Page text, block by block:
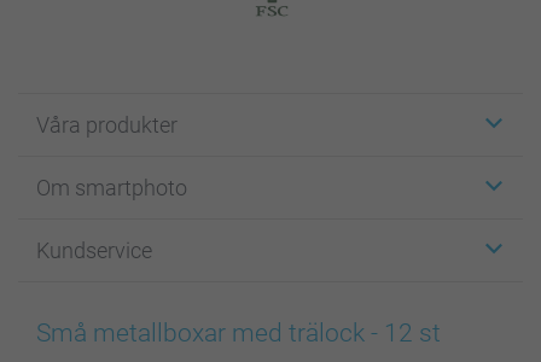
Våra produkter
Fotokort
Fotoböcker
Bilder, Fotoförstoring & Fotohäften
Om smartphoto
För affiliates
Cookie Policy
Kundservice
smartgaranti
Små metallboxar med trälock - 12 st